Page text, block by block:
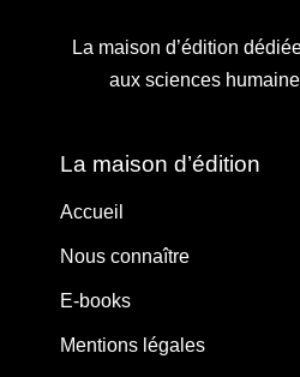
La maison d’édition
aux sciences
La maison d’édition
Accueil
Nous connaître
E-books
Mentions légales